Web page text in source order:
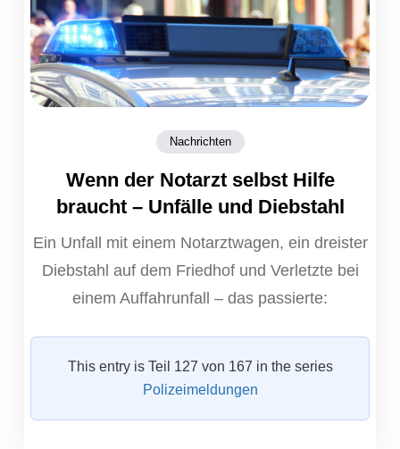
Nachrichten
Wenn der Notarzt selbst Hilfe
braucht – Unfälle und Diebstahl
Ein Unfall mit einem Notarztwagen, ein dreister
Diebstahl auf dem Friedhof und Verletzte bei
einem Auffahrunfall – das passierte:
This entry is Teil 127 von 167 in the series
Polizeimeldungen